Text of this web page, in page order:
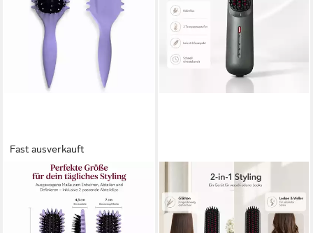
Fast ausverkauft
XEOOCE
Haarbürste Haarbürsten-Set
Haarbürste,Lockenbürste,Curl
Hair Brush für Damen, Set,
Haarbürste Elektrohaarbürste
Kabelloser beheizbarer
Haarglättungskamm,